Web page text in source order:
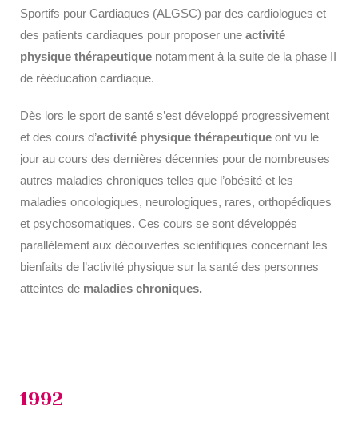
Sportifs pour Cardiaques (ALGSC) par des cardiologues et
des patients cardiaques pour proposer une activité
physique thérapeutique notamment à la suite de la phase II
de rééducation cardiaque.
Dès lors le sport de santé s’est développé progressivement
et des cours d’activité physique thérapeutique ont vu le
jour au cours des dernières décennies pour de nombreuses
autres maladies chroniques telles que l’obésité et les
maladies oncologiques, neurologiques, rares, orthopédiques
et psychosomatiques. Ces cours se sont développés
parallèlement aux découvertes scientifiques concernant les
bienfaits de l’activité physique sur la santé des personnes
atteintes de maladies chroniques.
1992